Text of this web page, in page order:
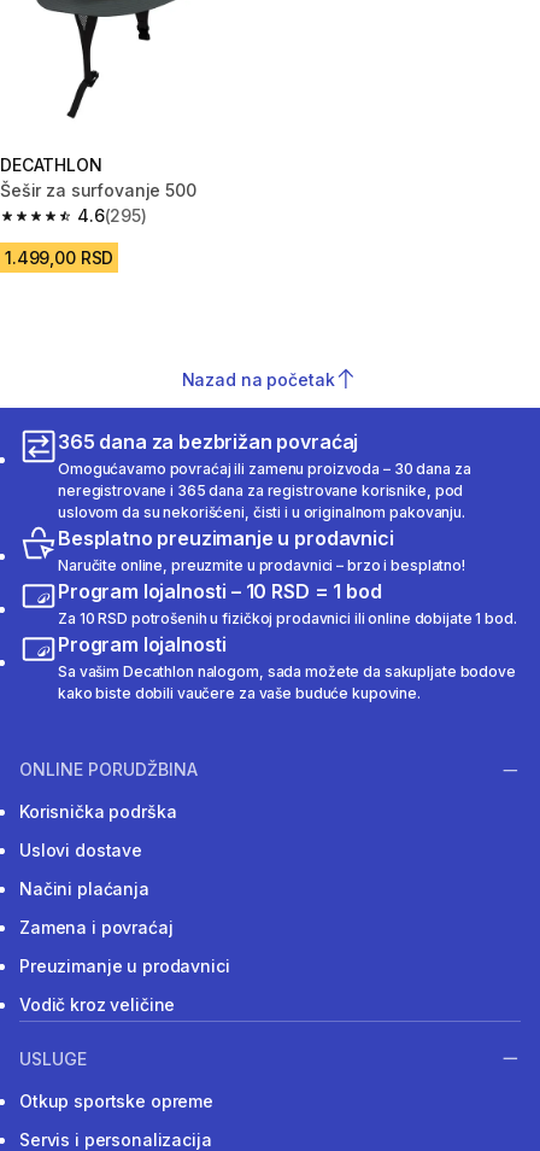
DECATHLON
Šešir za surfovanje 500
4.6
4.6 od 5 zvezdica from 295 Recenzije
(295)
1.499,00 RSD
Nazad na početak
365 dana za bezbrižan povraćaj
Omogućavamo povraćaj ili zamenu proizvoda – 30 dana za
neregistrovane i 365 dana za registrovane korisnike, pod
uslovom da su nekorišćeni, čisti i u originalnom pakovanju.
Besplatno preuzimanje u prodavnici
Naručite online, preuzmite u prodavnici – brzo i besplatno!
Program lojalnosti – 10 RSD = 1 bod
Za 10 RSD potrošenih u fizičkoj prodavnici ili online dobijate 1 bod.
Program lojalnosti
Sa vašim Decathlon nalogom, sada možete da sakupljate bodove
kako biste dobili vaučere za vaše buduće kupovine.
ONLINE PORUDŽBINA
Korisnička podrška
Uslovi dostave
Načini plaćanja
Zamena i povraćaj
Preuzimanje u prodavnici
Vodič kroz veličine
USLUGE
Otkup sportske opreme
Servis i personalizacija